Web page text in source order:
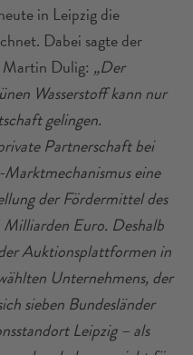
in Leipzig die
Dabei sagte der
Martin Dulig: „Der
Wasserstoff kann nur
gelingen.
Partnerschaft bei
eine
der Fördermittel des
Euro. Deshalb
Auktionsplattformen in
Unternehmens, der
sieben Bundesländer
Leipzig – als